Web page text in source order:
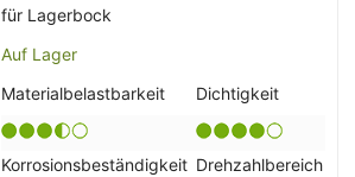
für Lagerbock
Auf Lager
Materialbelastbarkeit
Dichtigkeit
Korrosionsbeständigkeit Drehzahlbereich